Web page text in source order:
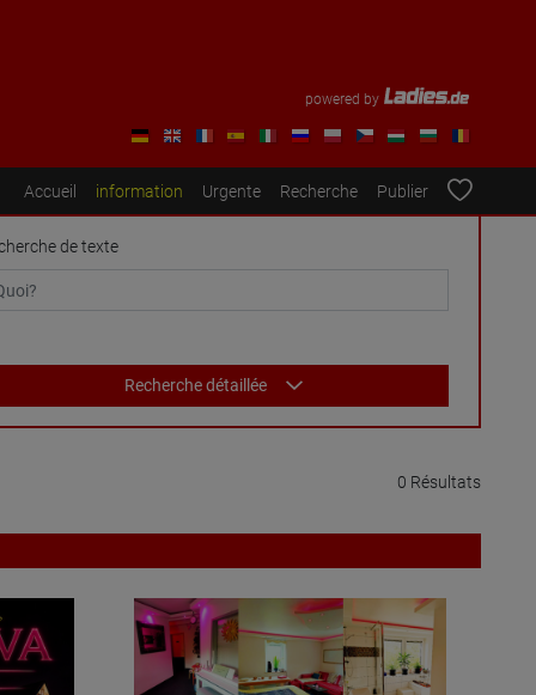
powered by
Accueil information Urgente Recherche Publier
de texte
Recherche détaillée
0 Résultats